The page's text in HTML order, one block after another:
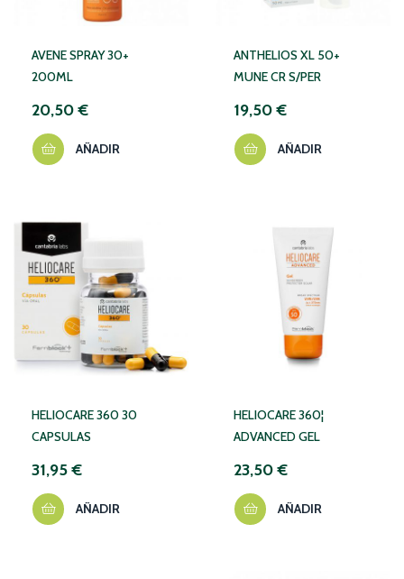
AVENE SPRAY 30+
200ML
20,50 €
AÑADIR
ANTHELIOS XL 50+
MUNE CR S/PER
19,50 €
AÑADIR
HELIOCARE 360 30
CAPSULAS
31,95 €
AÑADIR
HELIOCARE 360¦
ADVANCED GEL
23,50 €
AÑADIR